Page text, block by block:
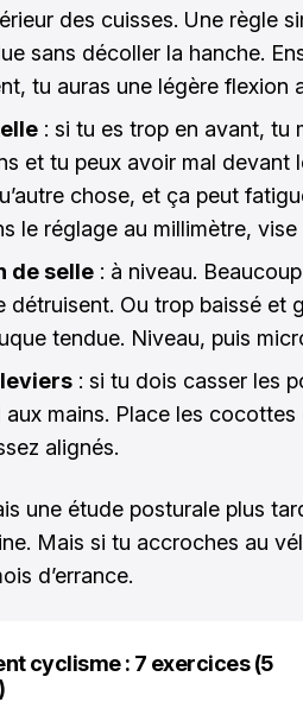
des cuisses. Une règle
sans décoller la hanche.
tu auras une légère flexion
: si tu es trop en avant, tu
et tu peux avoir mal devant
chose, et ça peut
le réglage au millimètre,
de selle : à niveau.
détruisent. Ou trop baissé et
tendue. Niveau, puis
: si tu dois casser les
aux mains. Place les
alignés.
une étude posturale plus
Mais si tu accroches au
d’errance.
cyclisme : 7 exercices (5